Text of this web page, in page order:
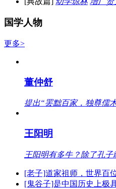
国学人物
更多>
董仲舒
提出“罢黜百家，独尊儒
王阳明
王阳明有多牛？除了孔
[老子]道家祖师，世界百
[鬼谷子]是中国历史上极